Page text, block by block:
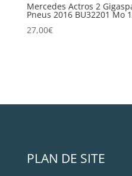
Mercedes Actros 2
Pneus 2016 BU32201 Mo
27,00€
PLAN DE SITE